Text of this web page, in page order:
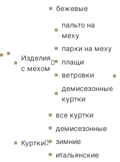
бежевые
Изделия
с мехом
пальто на
меху
парки на меху
плащи
ветровки
демисезонные
куртки
Куртки
все куртки
демисезонные
зимние
итальянские